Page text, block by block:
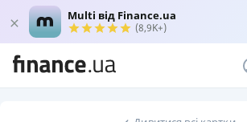
Multi від Finance.ua
(8,9K+)